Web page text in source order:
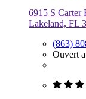
6915 S Carter
Lakeland, FL
(863)
Ouvert